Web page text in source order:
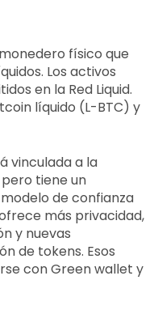
físico que
Los activos
en la Red Liquid.
líquido (L-BTC) y
vinculada a la
tiene un
de confianza
más privacidad,
y nuevas
de tokens. Esos
con Green wallet y